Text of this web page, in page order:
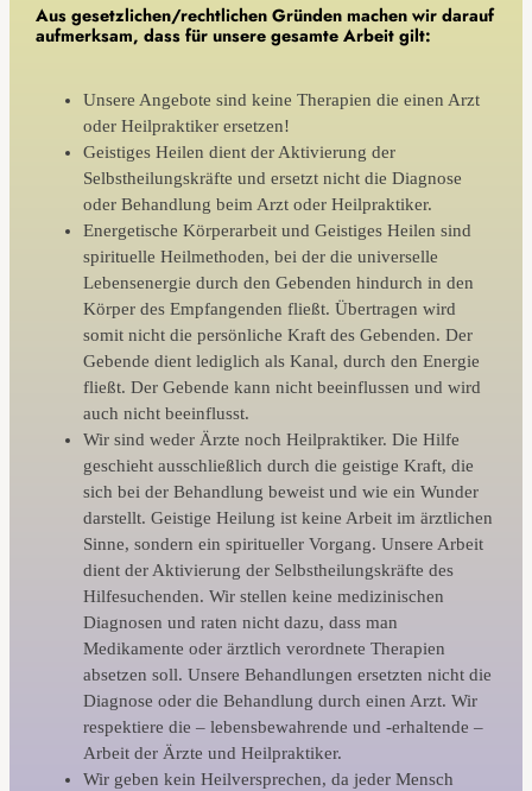
Aus gesetzlichen/rechtlichen Gründen machen wir darauf
aufmerksam, dass für unsere gesamte Arbeit gilt:
Unsere Angebote sind keine Therapien die einen Arzt
oder Heilpraktiker ersetzen!
Geistiges Heilen dient der Aktivierung der
Selbstheilungskräfte und ersetzt nicht die Diagnose
oder Behandlung beim Arzt oder Heilpraktiker.
Energetische Körperarbeit und Geistiges Heilen sind
spirituelle Heilmethoden, bei der die universelle
Lebensenergie durch den Gebenden hindurch in den
Körper des Empfangenden fließt. Übertragen wird
somit nicht die persönliche Kraft des Gebenden. Der
Gebende dient lediglich als Kanal, durch den Energie
fließt. Der Gebende kann nicht beeinflussen und wird
auch nicht beeinflusst.
Wir sind weder Ärzte noch Heilpraktiker. Die Hilfe
geschieht ausschließlich durch die geistige Kraft, die
sich bei der Behandlung beweist und wie ein Wunder
darstellt. Geistige Heilung ist keine Arbeit im ärztlichen
Sinne, sondern ein spiritueller Vorgang. Unsere Arbeit
dient der Aktivierung der Selbstheilungskräfte des
Hilfesuchenden. Wir stellen keine medizinischen
Diagnosen und raten nicht dazu, dass man
Medikamente oder ärztlich verordnete Therapien
absetzen soll. Unsere Behandlungen ersetzten nicht die
Diagnose oder die Behandlung durch einen Arzt. Wir
respektiere die – lebensbewahrende und -erhaltende –
Arbeit der Ärzte und Heilpraktiker.
Wir geben kein Heilversprechen, da jeder Mensch